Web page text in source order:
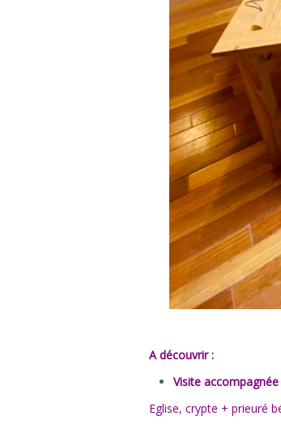
A découvrir :
Visite
Eglise, crypte + prieuré